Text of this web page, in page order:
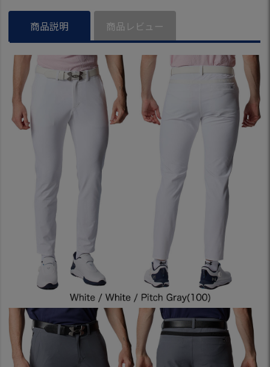
商品説明 商品レビュー